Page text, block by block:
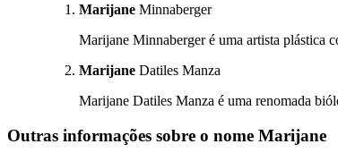
Marijane Minnaberger
Marijane Minnaberger é uma artista plástica
Marijane Datiles Manza
Marijane Datiles Manza é uma renomada
Outras informações sobre o nome Marijane